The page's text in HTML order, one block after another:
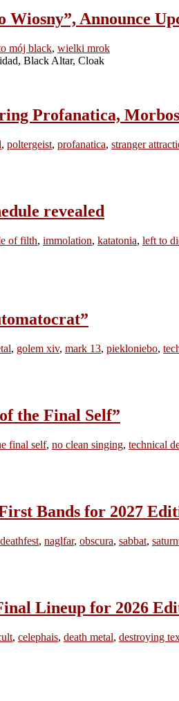
Announce
mój black, wielki mrok
Profanatica,
, poltergeist, profanatica, stranger
revealed
of filth, immolation, katatonia, left to
, golem xiv, mark 13, piekloniebo,
the Final Self”
final self, no clean singing, technical
Bands for 2027
, naglfar, obscura, sabbat,
Lineup for 2026
, celephais, death metal, destroying